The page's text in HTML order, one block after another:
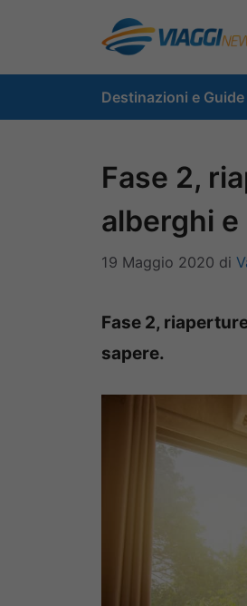
contenuto
Destinazioni e
Fase 2,
alberghi
19 Maggio 2020 di
Fase 2,
sapere.